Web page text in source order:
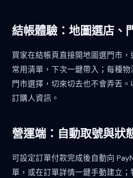
結帳體驗：地圖選店、
買家在結帳頁直接開地圖選門市
常用清單，下次一鍵帶入；每種
門市選擇，切來切去也不會弄丟
訂購人資訊。
營運端：自動取號與狀
可設定訂單付款完成後自動向
單，或在訂單詳情一鍵手動建立